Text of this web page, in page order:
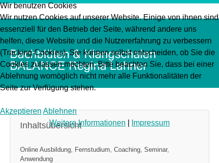
Inhaltsübersicht
Online Ausbildung, Fernstudium, Coaching, Seminar,
Anwendung
Wir benutzen Cookies
Wir nutzen Cookies auf unserer Website. Einige von ihnen sind
essenziell für den Betrieb der Seite, während andere uns
helfen, diese Website und die Nutzererfahrung zu verbessern
(Tracking Cookies). Sie können selbst entscheiden, ob Sie die
Cookies zulassen möchten. Bitte beachten Sie, dass bei einer
Ablehnung womöglich nicht mehr alle Funktionalitäten der
Seite zur Verfügung stehen.
AkzeptierenAblehnen
Weitere Informationen
Impressum